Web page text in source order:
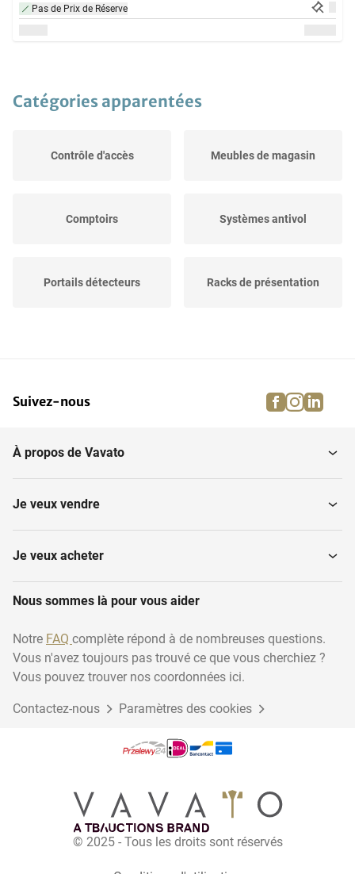
Pas de Prix de Réserve
Catégories apparentées
Contrôle d'accès Meubles de magasin
Comptoirs Systèmes antivol
Portails détecteurs Racks de présentation
Terminal à code PIN Lot de vêtements
Porte-grille
Paniers
Paniers et chariots
d'emplettes
Cabines d'essayage Crochets de confection
Systèmes de point de
Suivez-nous facebook
À propos de Vavato
Je veux vendre
Je veux acheter
Nous sommes là pour vous aider
Notre FAQ complète répond à de nombreuses questions.
Vous n'avez toujours pas trouvé ce que vous cherchiez ?
Vous pouvez trouver nos coordonnées ici.
Contactez-nous Paramètres des cookies
© 2025 - Tous les droits sont réservés